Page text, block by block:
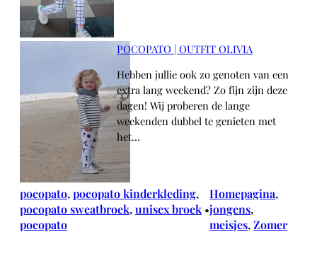
POCOPATO | OUTFIT OLIVIA
Hebben jullie ook zo genoten van een
extra lang weekend? Zo fijn zijn deze
dagen! Wij proberen de lange
weekenden dubbel te genieten met
het…
pocopato, pocopato kinderkleding
pocopato sweatbroek, unisex broek
pocopato
•
Homepagina
jongens
meisjes, Zomer